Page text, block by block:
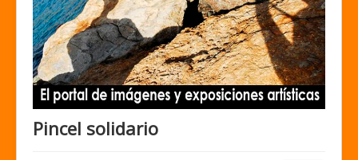
Pincel solidario